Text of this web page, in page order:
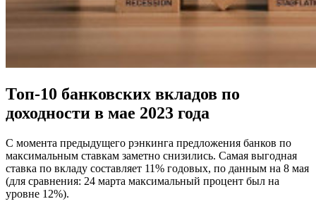
Топ-10 банковских вкладов по
доходности в мае 2023 года
С момента предыдущего рэнкинга предложения банков по
максимальным ставкам заметно снизились. Самая выгодная
ставка по вкладу составляет 11% годовых, по данным на 8 мая
(для сравнения: 24 марта максимальный процент был на
уровне 12%).